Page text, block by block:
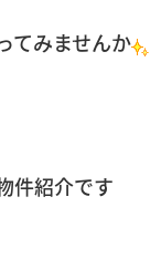
てみませんか
件紹介です